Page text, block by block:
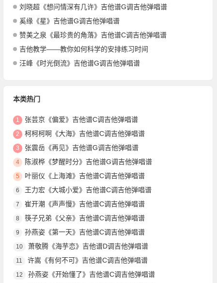
刘晓超《想问情深有几许》吉他谱G调吉他弹唱谱
奚缘《星》吉他谱G调吉他弹唱谱
赞美之泉《最珍贵的角落》吉他谱C调吉他弹唱谱
吉他教学——教你如何科学的安排练习时间
汪峰《时光倒流》吉他谱G调吉他弹唱谱
本类热门
1 张芸京《偏爱》吉他谱C调吉他弹唱谱
2 柯柯柯啊《大海》吉他谱C调吉他弹唱谱
3 张震岳《再见》吉他谱G调吉他弹唱谱
4 陈淑桦《梦醒时分》吉他谱G调吉他弹唱谱
5 叶丽仪《上海滩》吉他谱C调吉他弹唱谱
6 王力宏《大城小爱》吉他谱C调吉他弹唱谱
7 崔开潮《声声慢》吉他谱C调吉他弹唱谱
8 筷子兄弟《父亲》吉他谱C调吉他弹唱谱
9 孙燕姿《第一天》吉他谱C调吉他弹唱谱
10 萧敬腾《海芋恋》吉他谱D调吉他弹唱谱
11 许嵩《有何不可》吉他谱C调吉他弹唱谱
12 孙燕姿《开始懂了》吉他谱C调吉他弹唱谱